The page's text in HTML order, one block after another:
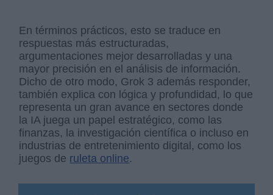
En términos prácticos, esto se traduce en
respuestas más estructuradas,
argumentaciones mejor desarrolladas y una
mayor precisión en el análisis de información.
Dicho de otro modo, Grok 3 además responder,
también explica con lógica y profundidad, lo que
representa un gran avance en sectores donde
la IA juega un papel estratégico, como las
finanzas, la investigación científica o incluso en
industrias de entretenimiento digital, como los
juegos de ruleta online.